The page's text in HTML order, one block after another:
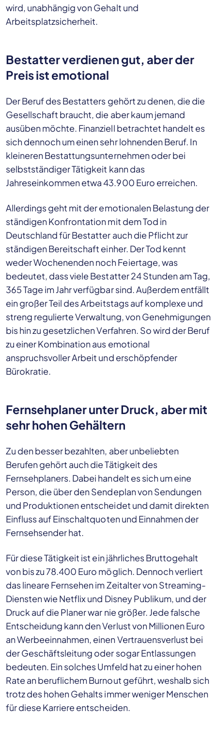
wird, unabhängig von Gehalt und
Arbeitsplatzsicherheit.
Bestatter verdienen gut, aber der
Preis ist emotional
Der Beruf des Bestatters gehört zu denen, die die
Gesellschaft braucht, die aber kaum jemand
ausüben möchte. Finanziell betrachtet handelt es
sich dennoch um einen sehr lohnenden Beruf. In
kleineren Bestattungsunternehmen oder bei
selbstständiger Tätigkeit kann das
Jahreseinkommen etwa 43.900 Euro erreichen.
Allerdings geht mit der emotionalen Belastung der
ständigen Konfrontation mit dem Tod in
Deutschland für Bestatter auch die Pflicht zur
ständigen Bereitschaft einher. Der Tod kennt
weder Wochenenden noch Feiertage, was
bedeutet, dass viele Bestatter 24 Stunden am Tag,
365 Tage im Jahr verfügbar sind. Außerdem entfällt
ein großer Teil des Arbeitstags auf komplexe und
streng regulierte Verwaltung, von Genehmigungen
bis hin zu gesetzlichen Verfahren. So wird der Beruf
zu einer Kombination aus emotional
anspruchsvoller Arbeit und erschöpfender
Bürokratie.
Fernsehplaner unter Druck, aber mit
sehr hohen Gehältern
Zu den besser bezahlten, aber unbeliebten
Berufen gehört auch die Tätigkeit des
Fernsehplaners. Dabei handelt es sich um eine
Person, die über den Sendeplan von Sendungen
und Produktionen entscheidet und damit direkten
Einfluss auf Einschaltquoten und Einnahmen der
Fernsehsender hat.
Für diese Tätigkeit ist ein jährliches Bruttogehalt
von bis zu 78.400 Euro möglich. Dennoch verliert
das lineare Fernsehen im Zeitalter von Streaming-
Diensten wie Netflix und Disney Publikum, und der
Druck auf die Planer war nie größer. Jede falsche
Entscheidung kann den Verlust von Millionen Euro
an Werbeeinnahmen, einen Vertrauensverlust bei
der Geschäftsleitung oder sogar Entlassungen
bedeuten. Ein solches Umfeld hat zu einer hohen
Rate an beruflichem Burnout geführt, weshalb sich
trotz des hohen Gehalts immer weniger Menschen
für diese Karriere entscheiden.